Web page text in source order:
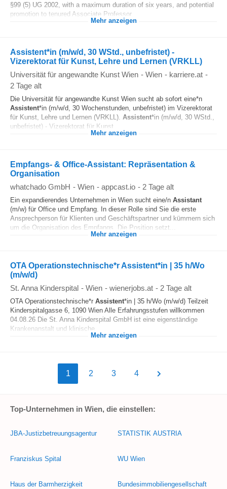
§99 (5) UG 2002, with a maximum duration of six years, and potential
promotion to tenured Associate Professor...
Mehr anzeigen
Assistent*in (m/w/d, 30 WStd., unbefristet) -
Vizerektorat für Kunst, Lehre und Lernen (VRKLL)
Universität für angewandte Kunst Wien - Wien - karriere.at -
2 Tage alt
Die Universität für angewandte Kunst Wien sucht ab sofort eine*n
Assistent*in (m/w/d, 30 Wochenstunden, unbefristet) im Vizerektorat
für Kunst, Lehre und Lernen (VRKLL). Assistent*in (m/w/d, 30 WStd.,
unbefristet) - Vizerektorat für Kunst...
Mehr anzeigen
Empfangs- & Office-Assistant: Repräsentation &
Organisation
whatchado GmbH - Wien - appcast.io - 2 Tage alt
Ein expandierendes Unternehmen in Wien sucht eine/n Assistant
(m/w) für Office und Empfang. In dieser Rolle sind Sie die erste
Ansprechperson für Klienten und Geschäftspartner und kümmern sich
um die Organisation des Empfangs. Die Position setzt...
Mehr anzeigen
OTA Operationstechnische*r Assistent*in | 35 h/Wo
(m/w/d)
St. Anna Kinderspital - Wien - wienerjobs.at - 2 Tage alt
OTA Operationstechnische*r Assistent*in | 35 h/Wo (m/w/d) Teilzeit
Kinderspitalgasse 6, 1090 Wien Alle Erfahrungsstufen willkommen
04.08.26 Die St. Anna Kinderspital GmbH ist eine eigenständige
Krankenanstalt und klinische...
Mehr anzeigen
1 2 3 4
Top-Unternehmen in Wien, die einstellen:
JBA-Justizbetreuungsagentur
Franziskus Spital
Haus der Barmherzigkeit
STATISTIK AUSTRIA
WU Wien
Bundesimmobiliengesellschaft